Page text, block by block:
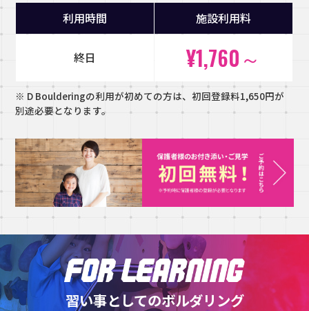
利用時間 施設利用料
終日 ¥1,760～
※ D Boulderingの利用が初めての方は、初回登録料1,650円が
別途必要となります。
習い事としてのボルダリング